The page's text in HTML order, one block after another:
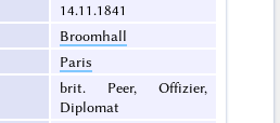
14.11.1841
Broomhall
Paris
brit. Peer, Offizier,
Diplomat